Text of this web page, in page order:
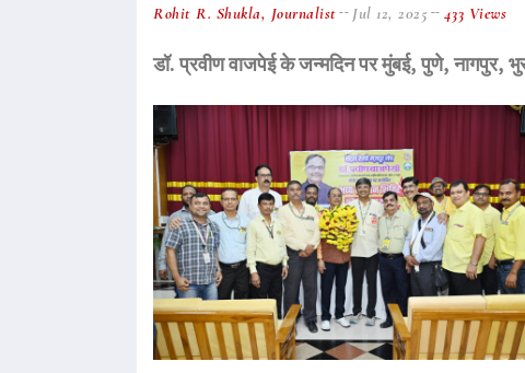
Rohit R. Shukla, Journalist Jul 12, 2025 433 Views
डॉ. प्रवीण वाजपेई के जन्मदिन पर मुंबई, पुणे,